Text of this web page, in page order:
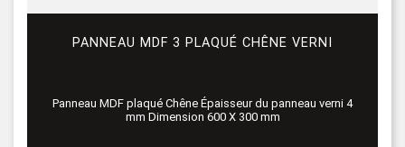
PANNEAU MDF 3 PLAQUÉ CHÊNE VERNI
Panneau MDF plaqué Chêne Épaisseur du panneau verni 4
mm Dimension 600 X 300 mm